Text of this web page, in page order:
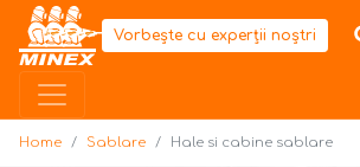
Home
Vorbește cu experții noștri
Home Sablare Hale si cabine sablare